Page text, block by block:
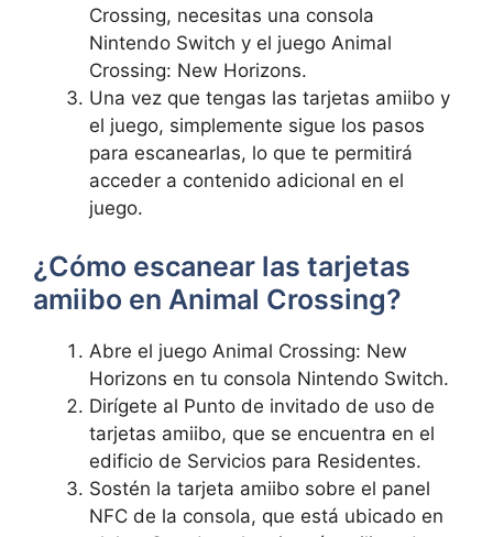
Crossing, necesitas una consola
Nintendo Switch y el juego Animal‌
Crossing: New Horizons.
Una vez que tengas‌ las tarjetas amiibo y
el juego, simplemente sigue los pasos
para escanearlas, lo que te permitirá⁤
acceder a contenido ‍adicional en el
juego.
¿Cómo escanear ⁤las tarjetas‌
amiibo ​en Animal Crossing?
Abre el juego Animal Crossing: New
Horizons ‍en tu consola Nintendo Switch.
Dirígete⁢ al Punto de ‍invitado de uso de
tarjetas amiibo, que se encuentra en el
edificio de ‍Servicios para Residentes.
Sostén la tarjeta amiibo sobre el panel
NFC de la ​consola, que está⁣ ubicado en